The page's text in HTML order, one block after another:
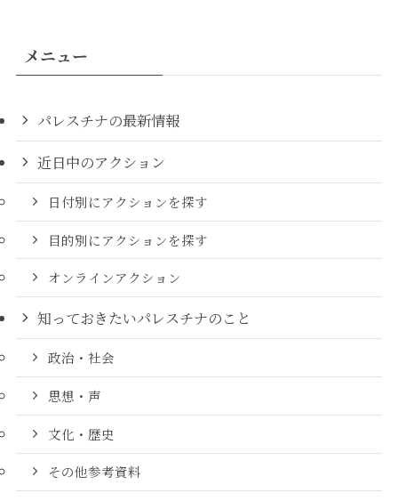
メニュー
パレスチナの最新情報
近日中のアクション
日付別にアクションを探す
目的別にアクションを探す
オンラインアクション
知っておきたいパレスチナのこと
政治・社会
思想・声
文化・歴史
その他参考資料